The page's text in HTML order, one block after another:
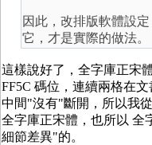
因此，改排版軟體設
它，才是實際的做法。
這樣說好了，全字庫正宋體
FF5C 碼位，連續兩格在
中間"沒有"斷開，所以我
全字庫正宋體，也所以 全
細節差異"的。